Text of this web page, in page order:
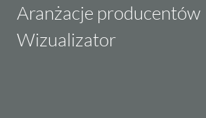
Aranżacje producentów
Wizualizator